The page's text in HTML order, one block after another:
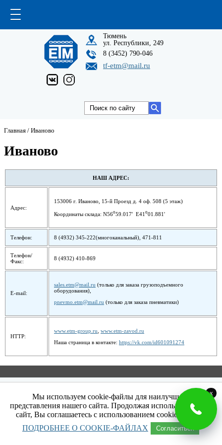
Тюмень
ул. Республики, 249
8 (3452) 790-046
tf-etm@mail.ru
Главная / Иваново
Иваново
НАШ АДРЕС:
Адрес:
153006 г. Иваново, 15-й Проезд д. 4 оф. 508 (5 этаж)
Координаты склада: N56o59.017' E41 o01.881'
Телефон: 8 (4932) 345-222(многоканальный), 471-811
Телефон/
Факс:
8 (4932) 410-869
E-mail:
sales.etm@mail.ru (только для заказа грузоподъемного
оборудования),
pnevmo.etm@mail.ru (только для заказа пневматики)
HTTP:
www.etm-group.ru www.etm-zavod.ru
Наша страница в контакте: https://vk.com/id601091274
Copyright ©ООО "ЕТМ" , 2003-2026
153012, Россия, г. Иваново, ул. Суворова д. 39
Тел.: 8(4932) 345-222, 410-869
Мы используем cookie-файлы для наилучшего
представления нашего сайта. Продолжая использовать наш
сайт, Вы соглашаетесь с использованием cookie-файлов.
ПОДРОБНЕЕ О COOKIE-ФАЙЛАХ
Согласиться
x